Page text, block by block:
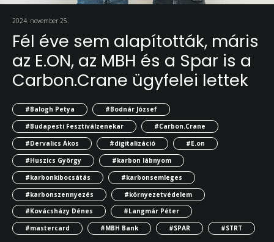
2024. november 25.
Fél éve sem alapították, máris
az E.ON, az MBH és a Spar is a
Carbon.Crane ügyfelei lettek
#Balogh Petya
#Bodnár József
#Budapesti Fesztiválzenekar
#Carbon.Crane
#Dervalics Ákos
#digitalizáció
#E.on
#Huszics György
#karbon lábnyom
#karbonkibocsátás
#karbonsemleges
#karbonszennyezés
#környezetvédelem
#Kovácsházy Dénes
#Langmár Péter
#mastercard
#MBH Bank #SPAR #STRT